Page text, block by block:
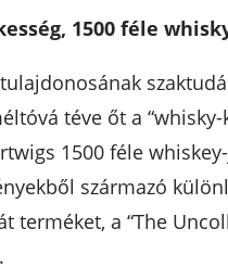
1500 féle
tulajdonosának
téve őt a “whisky-
1500 féle
származó
terméket, a “The